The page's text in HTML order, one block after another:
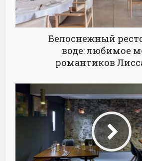
Белоснежный
воде: любимое
романтиков